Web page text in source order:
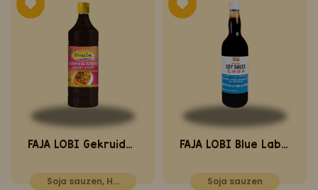
FAJA LOBI Gekruide Ketjap zonder peper 1 L
Soja sauzen, Horeca
FAJA LOBI Blue Label Sojasaus 700 ml
Soja sauzen